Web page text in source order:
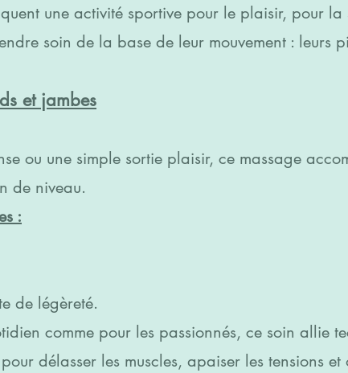
une activité sportive pour le plaisir, pour la
soin de la base de leur mouvement : leurs
et jambes
ou une simple sortie plaisir, ce massage
de niveau.
:
de légèreté.
comme pour les passionnés, ce soin allie
délasser les muscles, apaiser les tensions et